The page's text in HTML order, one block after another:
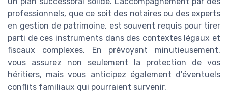
professionnels, que ce soit des notaires ou des experts
en gestion de patrimoine, est souvent requis pour tirer
parti de ces instruments dans des contextes légaux et
fiscaux complexes. En prévoyant minutieusement,
vous assurez non seulement la protection de vos
héritiers, mais vous anticipez également d'éventuels
conflits familiaux qui pourraient survenir.